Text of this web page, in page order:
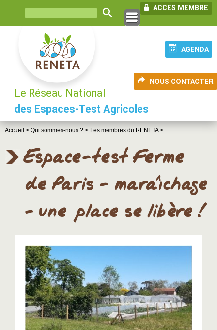
ACCES MEMBRE
AGENDA
NOUS CONTACTER
Le Réseau National
des Espaces-Test Agricoles
Accueil > Qui sommes-nous ? > Les membres du RENETA >
Espace-test Ferme
de Paris - maraîchage
- une place se libère !